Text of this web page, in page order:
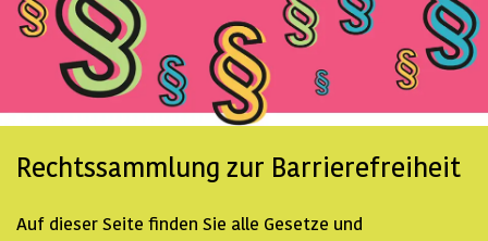
Rechtssammlung zur Barrierefreiheit
Auf dieser Seite finden Sie alle Gesetze und